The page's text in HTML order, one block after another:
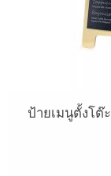
ป้ายเมนูตั้งโต๊